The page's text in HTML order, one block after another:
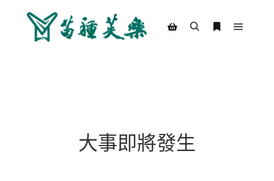
大事即將發生